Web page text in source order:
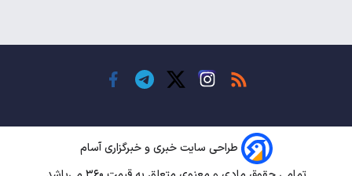
طراحی سایت خبری و خبرگزاری آسام